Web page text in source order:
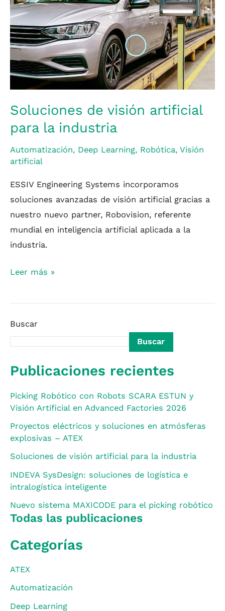
Soluciones de visión artificial
para la industria
Automatización, Deep Learning, Robótica, Visión
artificial
ESSIV Engineering Systems incorporamos
soluciones avanzadas de visión artificial gracias a
nuestro nuevo partner, Robovision, referente
mundial en inteligencia artificial aplicada a la
industria.
artificial
para
la
industria
Leer más »
Buscar
Buscar
Publicaciones recientes
Picking Robótico con Robots SCARA ESTUN y
Visión Artificial en Advanced Factories 2026
Proyectos eléctricos y soluciones en atmósferas
explosivas – ATEX
Soluciones de visión artificial para la industria
INDEVA SysDesign: soluciones de logística e
intralogística inteligente
Nuevo sistema MAXICODE para el picking robótico
Todas las publicaciones
Categorías
ATEX
Automatización
Deep Learning